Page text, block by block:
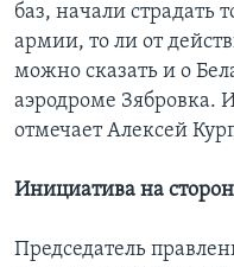
баз, начали страдать
армии, то ли от
можно сказать и о
аэродроме Зябровка.
отмечает Алексей
Инициатива на
Председатель